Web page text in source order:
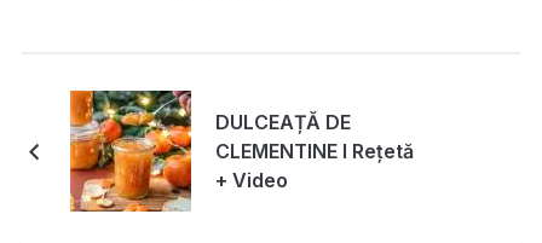
DULCEAȚĂ DE
CLEMENTINE I Rețetă
+ Video